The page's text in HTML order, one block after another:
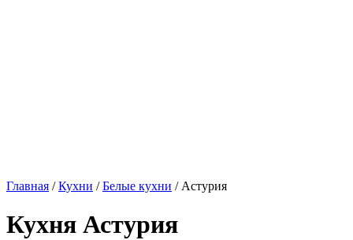
Главная /Кухни /Белые кухни / Астурия
Кухня Астурия